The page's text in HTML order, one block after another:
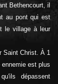
Bethencourt, il
au pont qui est
le village à leur
Saint Christ. À 1
est plus
dépassent